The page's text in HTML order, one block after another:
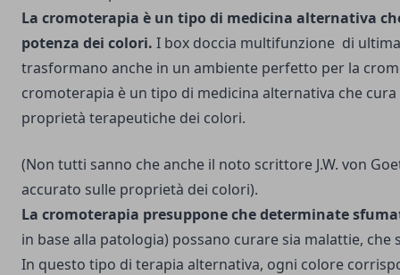
La cromoterapia è un tipo di medicina alternativa
potenza dei colori. I box doccia multifunzione di
trasformano anche in un ambiente perfetto per la
cromoterapia è un tipo di medicina alternativa che
proprietà terapeutiche dei colori.
(Non tutti sanno che anche il noto scrittore J.W. von
accurato sulle proprietà dei colori).
La cromoterapia presuppone che determinate
in base alla patologia) possano curare sia malattie, che
In questo tipo di terapia alternativa, ogni colore